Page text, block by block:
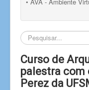
Pesquisar...
Curso de
palestra com
Perez da